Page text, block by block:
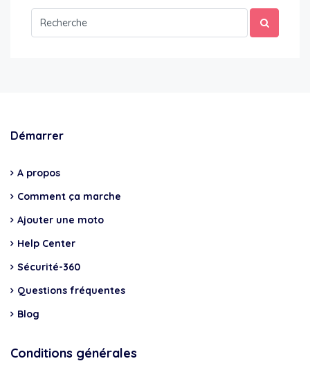
Démarrer
A propos
Comment ça marche
Ajouter une moto
Help Center
Sécurité-360
Questions fréquentes
Blog
Conditions générales